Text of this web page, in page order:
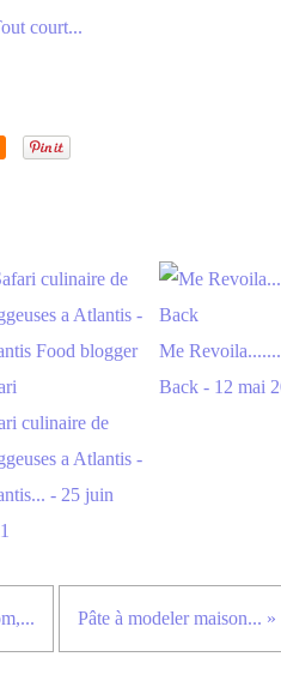
court...
culinaire de
a Atlantis -
- 25 juin
Me
Back - 12 mai
Pâte à modeler maison... »